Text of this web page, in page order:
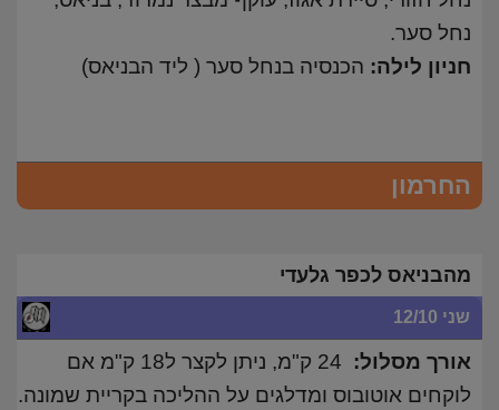
נחל סער.
חניון לילה: הכנסיה בנחל סער ( ליד הבניאס)
החרמון
מהבניאס לכפר גלעדי
שני 12/10
אורך מסלול:
24 ק"מ, ניתן לקצר ל18 ק"מ אם
לוקחים אוטובוס ומדלגים על ההליכה בקריית שמונה.